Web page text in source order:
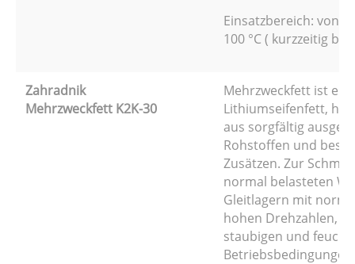
Einsatzbereich: von -
100 °C ( kurzzeitig bis
Zahradnik
Mehrzweckfett K2K-30
Mehrzweckfett ist ein
Lithiumseifenfett,
aus sorgfältig
Rohstoffen und
Zusätzen. Zur
normal belasteten
Gleitlagern mit
hohen Drehzahlen,
staubigen und
Betriebsbedingungen.